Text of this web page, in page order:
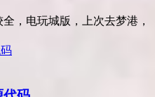
，电玩城版，上次去梦港，